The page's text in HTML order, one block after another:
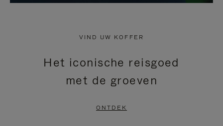
VIND UW KOFFER
Het iconische reisgoed
met de groeven
ONTDEK